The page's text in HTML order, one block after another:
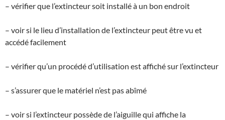
– vérifier que l’extincteur soit installé à un bon endroit
– voir si le lieu d’installation de l’extincteur peut être vu et
accédé facilement
– vérifier qu’un procédé d’utilisation est affiché sur l’extincteur
– s’assurer que le matériel n’est pas abîmé
– voir si l’extincteur possède de l’aiguille qui affiche la